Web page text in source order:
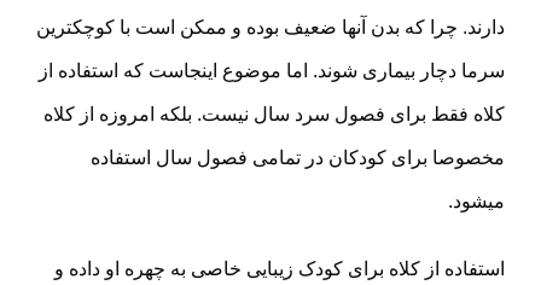
دارند. چرا که بدن آنها ضعیف بوده و ممکن است با کوچکترین
سرما دچار بیماری شوند. اما موضوع اینجاست که استفاده از
کلاه فقط برای فصول سرد سال نیست. بلکه امروزه از کلاه
مخصوصا برای کودکان در تمامی فصول سال استفاده
میشود.
استفاده از کلاه برای کودک زیبایی خاصی به چهره او داده و